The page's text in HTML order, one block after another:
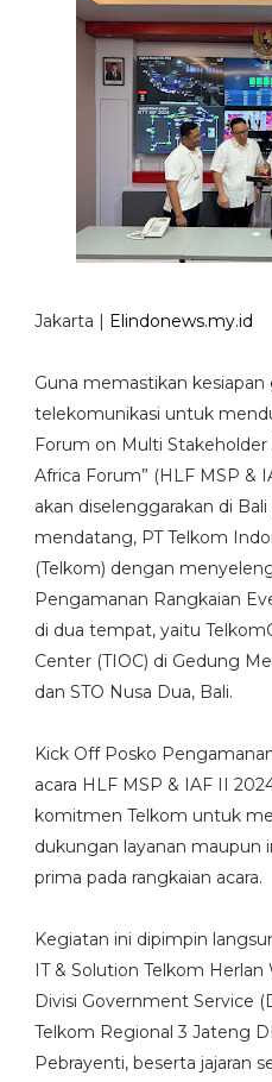
Jakarta | Elindonews.my.id
Guna memastikan
telekomunikasi untuk
Forum on Multi
Africa Forum” (HLF MSP &
akan diselenggarakan di
mendatang, PT Telkom
(Telkom) dengan
Pengamanan Rangkaian
di dua tempat, yaitu
Center (TIOC) di Gedung
dan STO Nusa Dua, Bali.
Kick Off Posko
acara HLF MSP & IAF II
komitmen Telkom untuk
dukungan layanan maupun
prima pada rangkaian acara.
Kegiatan ini dipimpin
IT & Solution Telkom
Divisi Government Service
Telkom Regional 3 Jateng
Pebrayenti, beserta jajaran